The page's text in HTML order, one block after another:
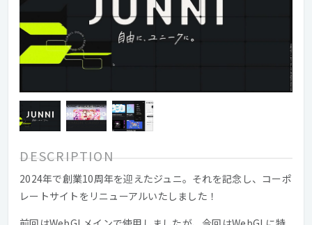
DESCRIPTION
2024年で創業10周年を迎えたジュニ。それを記念し、コーポ
レートサイトをリニューアルいたしました！